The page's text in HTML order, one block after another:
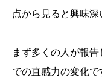
点から見ると興味深
まず多くの人が報
での直感力の変化